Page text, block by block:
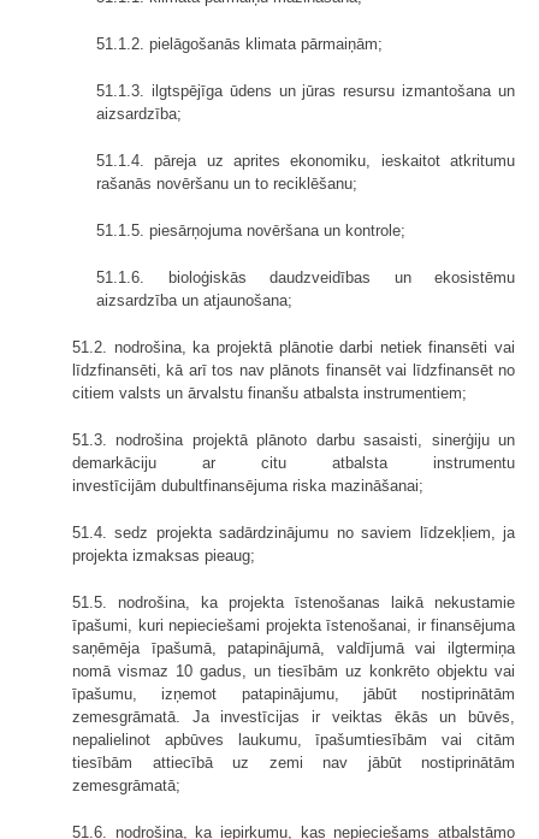
51.1.2. pielāgošanās klimata pārmaiņām;
51.1.3. ilgtspējīga ūdens un jūras resursu izmantošana un
aizsardzība;
51.1.4. pāreja uz aprites ekonomiku, ieskaitot atkritumu
rašanās novēršanu un to reciklēšanu;
51.1.5. piesārņojuma novēršana un kontrole;
51.1.6. bioloģiskās daudzveidības un ekosistēmu
aizsardzība un atjaunošana;
51.2. nodrošina, ka projektā plānotie darbi netiek finansēti vai
līdzfinansēti, kā arī tos nav plānots finansēt vai līdzfinansēt no
citiem valsts un ārvalstu finanšu atbalsta instrumentiem;
51.3. nodrošina projektā plānoto darbu sasaisti, sinerģiju un
demarkāciju ar citu atbalsta instrumentu
investīcijām dubultfinansējuma riska mazināšanai;
51.4. sedz projekta sadārdzinājumu no saviem līdzekļiem, ja
projekta izmaksas pieaug;
51.5. nodrošina, ka projekta īstenošanas laikā nekustamie
īpašumi, kuri nepieciešami projekta īstenošanai, ir finansējuma
saņēmēja īpašumā, patapinājumā, valdījumā vai ilgtermiņa
nomā vismaz 10 gadus, un tiesībām uz konkrēto objektu vai
īpašumu, izņemot patapinājumu, jābūt nostiprinātām
zemesgrāmatā. Ja investīcijas ir veiktas ēkās un būvēs,
nepalielinot apbūves laukumu, īpašumtiesībām vai citām
tiesībām attiecībā uz zemi nav jābūt nostiprinātām
zemesgrāmatā;
51.6. nodrošina, ka iepirkumu, kas nepieciešams atbalstāmo